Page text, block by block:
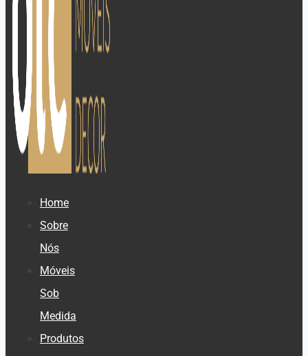
Home
Sobre
Nós
Móveis
Sob
Medida
Produtos